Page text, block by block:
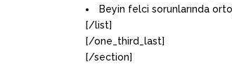
Beyin felci sorunlarında
[/list]
[/one_third_last]
[/section]